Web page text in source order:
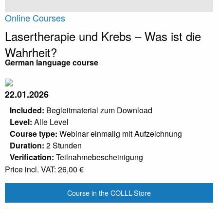
Online Courses
Lasertherapie und Krebs – Was ist die
Wahrheit?
German language course
22.01.2026
Included: Begleitmaterial zum Download
Level: Alle Level
Course type: Webinar einmalig mit Aufzeichnung
Duration: 2 Stunden
Verification: Teilnahmebescheinigung
Price incl. VAT: 26,00 €
Course in the COLLL-Store